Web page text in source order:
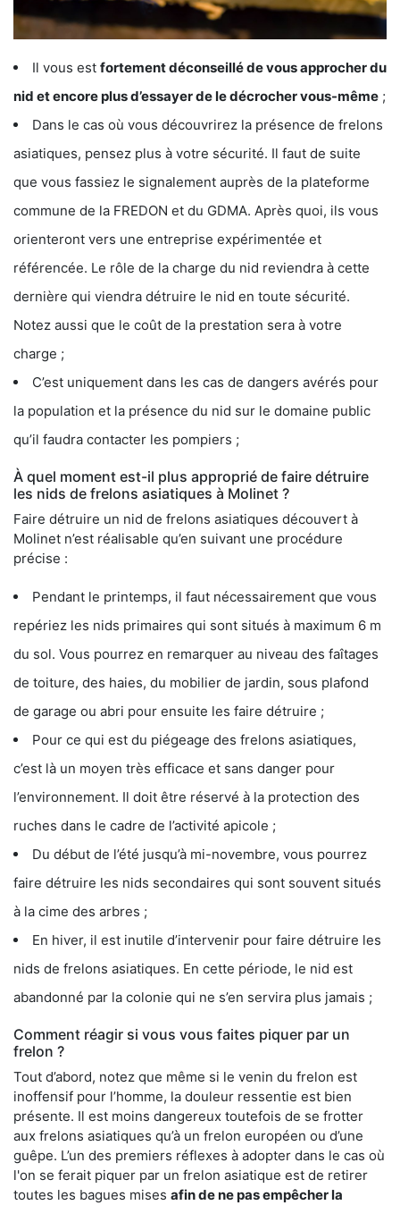
Il vous est fortement déconseillé de vous approcher du
nid et encore plus d’essayer de le décrocher vous-même ;
Dans le cas où vous découvrirez la présence de frelons
asiatiques, pensez plus à votre sécurité. Il faut de suite
que vous fassiez le signalement auprès de la plateforme
commune de la FREDON et du GDMA. Après quoi, ils vous
orienteront vers une entreprise expérimentée et
référencée. Le rôle de la charge du nid reviendra à cette
dernière qui viendra détruire le nid en toute sécurité.
Notez aussi que le coût de la prestation sera à votre
charge ;
C’est uniquement dans les cas de dangers avérés pour
la population et la présence du nid sur le domaine public
qu’il faudra contacter les pompiers ;
À quel moment est-il plus approprié de faire détruire
les nids de frelons asiatiques à Molinet ?
Faire détruire un nid de frelons asiatiques découvert à
Molinet n’est réalisable qu’en suivant une procédure
précise :
Pendant le printemps, il faut nécessairement que vous
repériez les nids primaires qui sont situés à maximum 6 m
du sol. Vous pourrez en remarquer au niveau des faîtages
de toiture, des haies, du mobilier de jardin, sous plafond
de garage ou abri pour ensuite les faire détruire ;
Pour ce qui est du piégeage des frelons asiatiques,
c’est là un moyen très efficace et sans danger pour
l’environnement. Il doit être réservé à la protection des
ruches dans le cadre de l’activité apicole ;
Du début de l’été jusqu’à mi-novembre, vous pourrez
faire détruire les nids secondaires qui sont souvent situés
à la cime des arbres ;
En hiver, il est inutile d’intervenir pour faire détruire les
nids de frelons asiatiques. En cette période, le nid est
abandonné par la colonie qui ne s’en servira plus jamais ;
Comment réagir si vous vous faites piquer par un
frelon ?
Tout d’abord, notez que même si le venin du frelon est
inoffensif pour l’homme, la douleur ressentie est bien
présente. Il est moins dangereux toutefois de se frotter
aux frelons asiatiques qu’à un frelon européen ou d’une
guêpe. L’un des premiers réflexes à adopter dans le cas où
l'on se ferait piquer par un frelon asiatique est de retirer
toutes les bagues mises afin de ne pas empêcher la